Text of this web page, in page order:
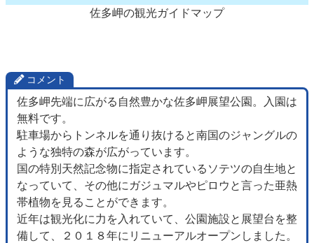
佐多岬の観光ガイドマップ
コメント
佐多岬先端に広がる自然豊かな佐多岬展望公園。入園は
無料です。
駐車場からトンネルを通り抜けると南国のジャングルの
ような独特の森が広がっています。
国の特別天然記念物に指定されているソテツの自生地と
なっていて、その他にガジュマルやピロウと言った亜熱
帯植物を見ることができます。
近年は観光化に力を入れていて、公園施設と展望台を整
備して、２０１８年にリニューアルオープンしました。